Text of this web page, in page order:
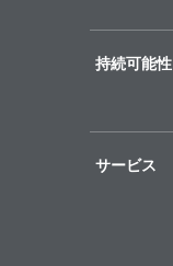
持続可能性
サービス